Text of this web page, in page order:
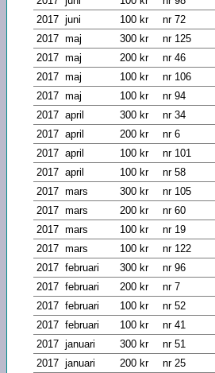
2017 juni 100 kr
nr 72
2017 maj 300 kr
nr 125
2017 maj 200 kr
nr 46
2017 maj 100 kr
nr 106
2017 maj 100 kr
nr 94
2017 april 300 kr
nr 34
2017 april 200 kr
nr 6
2017 april 100 kr
nr 101
2017 april 100 kr
nr 58
2017 mars 300 kr
nr 105
2017 mars 200 kr
nr 60
2017 mars 100 kr
nr 19
2017 mars 100 kr
nr 122
2017 februari 300 kr
nr 96
2017 februari 200 kr
nr 7
2017 februari 100 kr
nr 52
2017 februari 100 kr
nr 41
2017 januari 300 kr
nr 51
2017 januari 200 kr
nr 25